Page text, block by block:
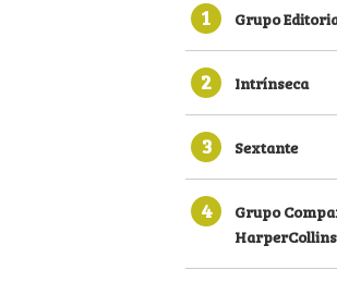
1
Grupo
2 Intrínseca
3 Sextante
4
Grupo